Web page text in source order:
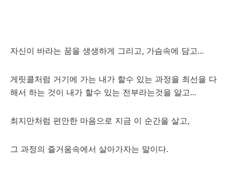
자신이 바라는 꿈을 생생하게 그리고, 가슴속에 담고...
게릿콜처럼 거기에 가는 내가 할수 있는 과정을 최선을 다
해서 하는 것이 내가 할수 있는 전부라는것을 알고...
최지만처럼 편안한 마음으로 지금 이 순간을 살고,
그 과정의 즐거움속에서 살아가자는 말이다.